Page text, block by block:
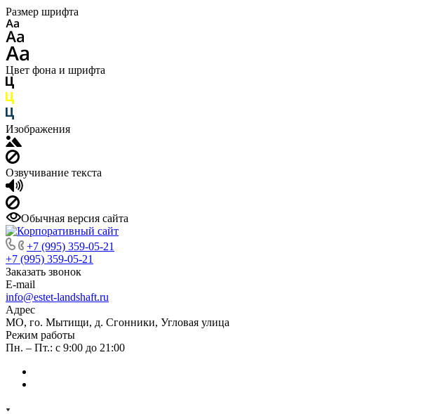
Размер шрифта
Цвет фона и шрифта
Изображения
Озвучивание текста
Обычная версия сайта
+7 (995) 359-05-21
+7 (995) 359-05-21
Заказать звонок
E-mail
info@estet-landshaft.ru
Адрес
МО, го. Мытищи, д. Сгонники, Угловая улица
Режим работы
Пн. – Пт.: с 9:00 до 21:00